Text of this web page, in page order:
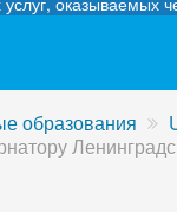
образования